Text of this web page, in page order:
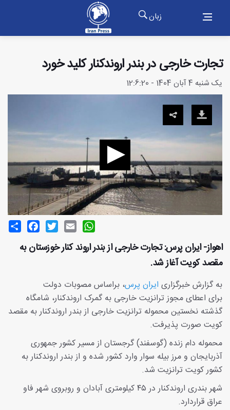
زبان
تجارت خارجی در بندر اروندکنار کلید خورد
یک شنبه 4 آبان 1404 - 12:6:20
Share
FacebookTwitterEmail
WhatsApp
اهواز- ایران پرس: تجارت خارجی از بندر اروند کنار خوزستان به
مقصد کویت آغاز شد.
به گزارش خبرگزاری ایران پرس، براساس مصوبات دولت
برای اعطای مجوز ترانزیت خارجی به گمرک اروندکنار، شامگاه
گذشته نخستین محموله ترانزیت خارجی از بندر اروندکنار به مقصد
کویت صورت پذیرفت.
محموله دام زنده (گوسفند) گرجستان از مسیر کشور جمهوری
آذربایجان و مرز بیله سوار وارد کشور شده و از بندر اروندکنار به
کشور کویت ترانزیت شد.
شهر بندری اروندکنار در ۴۵ کیلومتری آبادان و روبروی شهر فاو
عراق قراردارد.